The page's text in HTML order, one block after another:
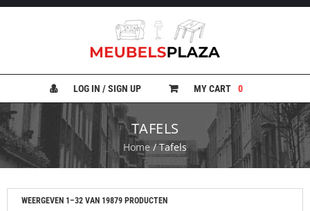
E
N
B
E
D
LOG IN / SIGN UP MY CART 0
TAFELS
Home / Tafels
WEERGEVEN 1–32 VAN 19879 PRODUCTEN